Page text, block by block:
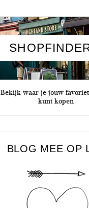
Bekijk waar je jouw
kunt kopen
BLOG MEE OP